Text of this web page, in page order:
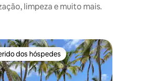
limpeza e muito mais.
melhores preferidos dos hóspedes
dos hóspedes